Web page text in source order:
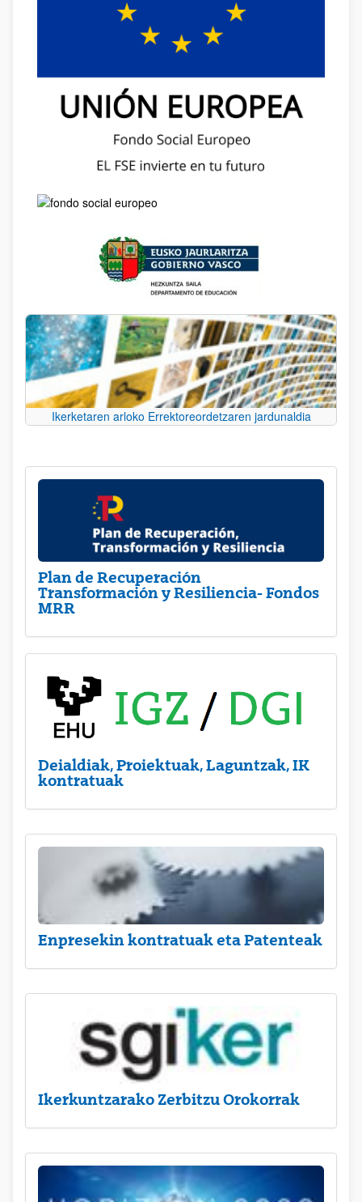
Ikerketaren arloko Errektoreordetzaren jardunaldia
Plan de Recuperación
Transformación y Resiliencia- Fondos
MRR
Deialdiak, Proiektuak, Laguntzak, IK
kontratuak
Enpresekin kontratuak eta Patenteak
Ikerkuntzarako Zerbitzu Orokorrak